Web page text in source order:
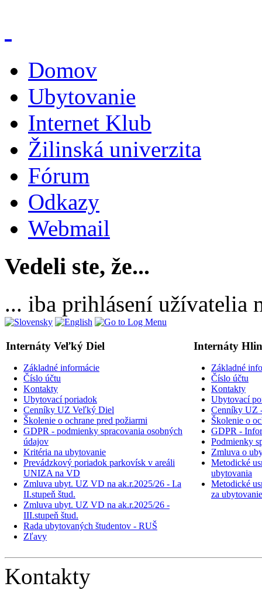
Domov
Ubytovanie
Internet Klub
Žilinská univerzita
Fórum
Odkazy
Webmail
Vedeli ste, že...
... iba prihlásení užívatelia
Internáty Veľký Diel Internáty
Základné informácie
Číslo účtu
Kontakty
Ubytovací poriadok
Cenníky UZ Veľký Diel
Školenie o ochrane pred požiarmi
GDPR - podmienky spracovania osobných
údajov
Kritéria na ubytovanie
Prevádzkový poriadok parkovísk v areáli
UNIZA na VD
Zmluva ubyt. UZ VD na ak.r.2025/26 - I.a
II.stupeň štud.
Zmluva ubyt. UZ VD na ak.r.2025/26 -
III.stupeň štud.
Rada ubytovaných študentov - RUŠ
Zľavy
Základné
Číslo účtu
Kontakty
Ubytovací
Cenníky UZ
Školenie o
GDPR -
Podmienky
Zmluva o
Metodické
ubytovania
Metodické
za ubytovanie
Kontakty